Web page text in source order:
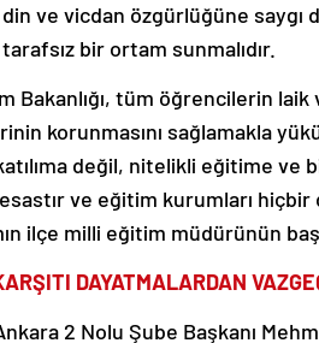
ve vicdan özgürlüğüne saygı
bir ortam sunmalıdır.
Bakanlığı, tüm öğrencilerin
korunmasını sağlamakla
değil, nitelikli eğitime ve
ve eğitim kurumları hiçbir
ilçe milli eğitim müdürünün
DAYATMALARDAN
2 Nolu Şube Başkanı